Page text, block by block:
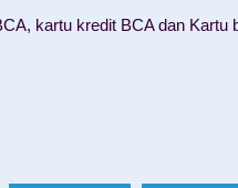
kartu kredit BCA dan Kartu